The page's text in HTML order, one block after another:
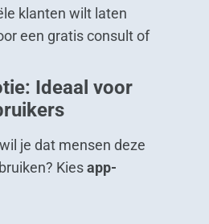
klanten wilt laten
een gratis consult of
Ideaal voor
je dat mensen deze
Kiesapp-